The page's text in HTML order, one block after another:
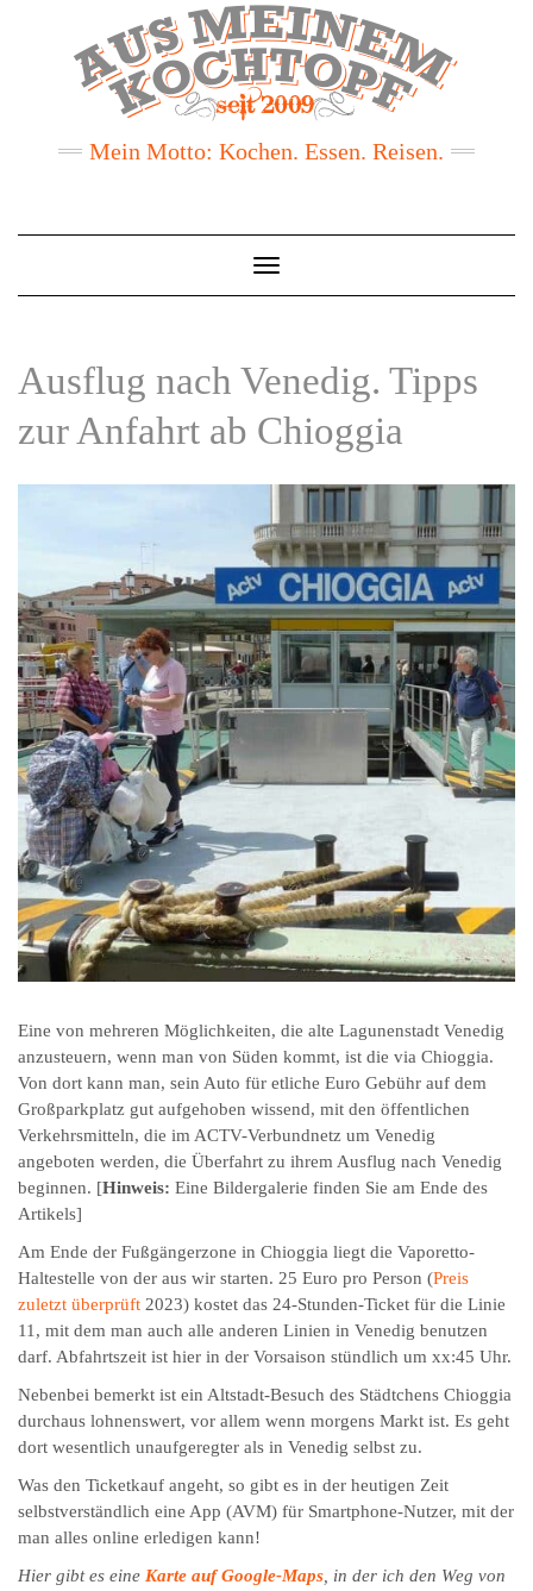
Mein Motto: Kochen. Essen. Reisen.
Toggle
Navigation
Ausflug nach Venedig. Tipps
zur Anfahrt ab Chioggia
Eine von mehreren Möglichkeiten, die alte Lagunenstadt Venedig
anzusteuern, wenn man von Süden kommt, ist die via Chioggia.
Von dort kann man, sein Auto für etliche Euro Gebühr auf dem
Großparkplatz gut aufgehoben wissend, mit den öffentlichen
Verkehrsmitteln, die im ACTV-Verbundnetz um Venedig
angeboten werden, die Überfahrt zu ihrem Ausflug nach Venedig
beginnen. [Hinweis: Eine Bildergalerie finden Sie am Ende des
Artikels]
Am Ende der Fußgängerzone in Chioggia liegt die Vaporetto-
Haltestelle von der aus wir starten. 25 Euro pro Person (Preis
zuletzt überprüft 2023) kostet das 24-Stunden-Ticket für die Linie
11, mit dem man auch alle anderen Linien in Venedig benutzen
darf. Abfahrtszeit ist hier in der Vorsaison stündlich um xx:45 Uhr.
Nebenbei bemerkt ist ein Altstadt-Besuch des Städtchens Chioggia
durchaus lohnenswert, vor allem wenn morgens Markt ist. Es geht
dort wesentlich unaufgeregter als in Venedig selbst zu.
Was den Ticketkauf angeht, so gibt es in der heutigen Zeit
selbstverständlich eine App (AVM) für Smartphone-Nutzer, mit der
man alles online erledigen kann!
Hier gibt es eine Karte auf Google-Maps, in der ich den Weg von